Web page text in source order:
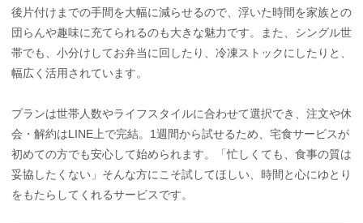
後片付けまでの手間を大幅に減らせるので、浮いた時間を家族との
団らんや趣味に充てられるのも大きな魅力です。また、シングル世
帯でも、小分けしてお弁当に回したり、冷凍ストックにしたりと、
幅広く活用されています。
プランは世帯人数やライフスタイルに合わせて選択でき、注文や休
会・解約はLINE上で完結。1週間から試せるため、宅食サービスが
初めての方でも安心して始められます。「忙しくても、食事の質は
妥協したくない」そんな方にこそ試してほしい、時間と心にゆとり
をもたらしてくれるサービスです。